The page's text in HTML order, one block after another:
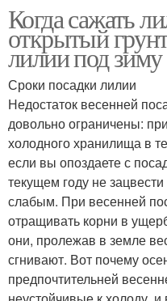
Места под посадку
Когда сажать
открытый
лилии под зиму
Сроки посадки лилии
Недостаток весенней
довольно ограничены:
холодного хранилища в
если вы опоздаете с
текущем году не
слабым. При весенней
отращивать корни в
они, пролежав в земле
сгнивают. Вот почему
предпочтительней